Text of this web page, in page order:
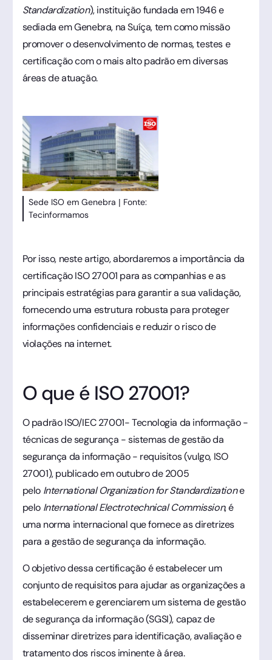
Standardization), instituição fundada em 1946 e
sediada em Genebra, na Suíça, tem como missão
promover o desenvolvimento de normas, testes e
certificação com o mais alto padrão em diversas
áreas de atuação.
Sede ISO em Genebra | Fonte:
Tecinformamos
Por isso, neste artigo, abordaremos a importância da
certificação ISO 27001 para as companhias e as
principais estratégias para garantir a sua validação,
fornecendo uma estrutura robusta para proteger
informações confidenciais e reduzir o risco de
violações na internet.
O que é ISO 27001?
O padrão ISO/IEC 27001- Tecnologia da informação -
técnicas de segurança - sistemas de gestão da
segurança da informação - requisitos (vulgo, ISO
27001), publicado em outubro de 2005
pelo International Organization for Standardizatione
pelo International Electrotechnical Commission, é
uma norma internacional que fornece as diretrizes
para a gestão de segurança da informação.
O objetivo dessa certificação é estabelecer um
conjunto de requisitos para ajudar as organizações a
estabelecerem e gerenciarem um sistema de gestão
de segurança da informação (SGSI), capaz de
disseminar diretrizes para identificação, avaliação e
tratamento dos riscos iminente à área.